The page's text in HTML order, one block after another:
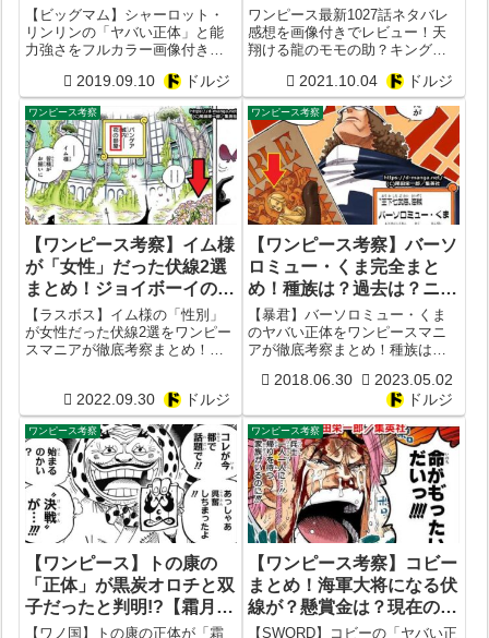
ル殺し確定？懸賞金は？ソ
ルソルの実の強さは？【シ
ャーロット・リンリン】
【ビッグマム】シャーロット・
リンリンの「ヤバい正体」と能
力強さをフルカラー画像付きで
察！懸賞金額やカイドウとの関
係性は？マザー・カルメルの正
体はミス・バッキン？ビッグマ
ムの悪魔の実やロックス海賊団
説など考察！
2019.09.10 ドルジ
PIECE1028話予想
ワンピース最新1027話ネタバレ
感想を画像付きでレビュー！天
翔ける龍のモモの助？キングの
PIECE1028話予想
2021.10.04 ドルジ
ワンピース考察
【ワンピース考察】イム様
が「女性」だった伏線2選
まとめ！ジョイボーイの元
カノ？年齢は永遠の16
歳？【かぐや姫 vs 人魚
姫】【性別】
【ラスボス】イム様の「性別」
が女性だった伏線2選をワンピー
スマニアが徹底考察まとめ！ジ
2022.09.30 ドルジ
ワンピース考察
【ワンピース考察】バーソ
ロミュー・くま完全まと
め！種族は？過去は？ニキ
ュニキュの実の必殺技は？
現在の懸賞金額は？娘は
誰？【暴君 声優CV 年齢】
【暴君】バーソロミュー・くま
のヤバい正体をワンピースマニ
アが徹底考察まとめ！種族は？
実の必殺技は？現在の懸賞金額
は？娘は誰？声優CVは？年齢
は？
2018.06.30
2023.05.02
ドルジ
ワンピース考察
【ワンピース】トの康の
「正体」が黒炭オロチと双
子だったと判明!?【霜月康
イエ】【モデル】【死亡生
【ワノ国】トの康の正体が「霜
ワンピース考察
【ワンピース考察】コビー
まとめ！海軍大将になる伏
線が？懸賞金は？現在の階
級は？悪魔の実は？【能力
【SWORD】コビーの「ヤバい正